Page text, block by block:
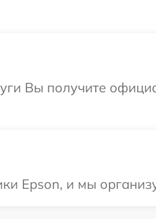
Вы получите
Epson, и мы